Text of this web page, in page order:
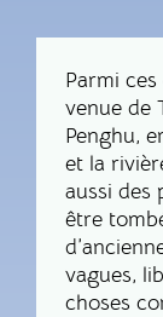
Parmi
venue de
Penghu,
et la
aussi des
être
vagues,
choses